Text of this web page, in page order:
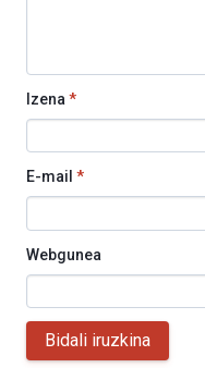
Izena *
E-mail *
Webgunea
Bidali iruzkina